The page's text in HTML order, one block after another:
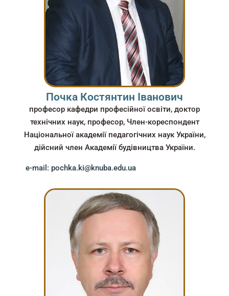
Почка Костянтин Іванович
професор кафедри професійної освіти, доктор
технічних наук, професор, Член-кореспондент
Національної академії педагогічних наук України,
дійсний член Академії будівництва України.
e-mail: pochka.ki@knuba.edu.ua